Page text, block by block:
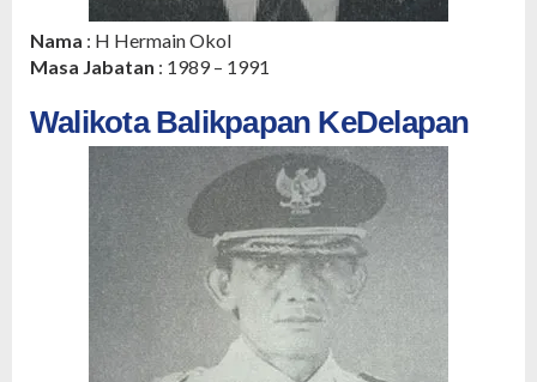
Nama : H Hermain Okol
Masa Jabatan : 1989 – 1991
Walikota Balikpapan KeDelapan